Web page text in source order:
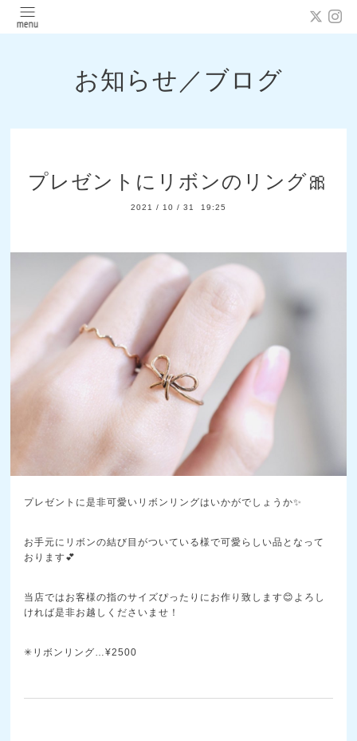
お知らせ／ブログ
プレゼントにリボンのリング🎀
2021 / 10 / 31 19:25
プレゼントに是非可愛いリボンリングはいかがでしょうか✨
お手元にリボンの結び目がついている様で可愛らしい品となって
おります💕
当店ではお客様の指のサイズぴったりにお作り致します😊よろし
ければ是非お越しくださいませ！
✳︎リボンリング…¥2500